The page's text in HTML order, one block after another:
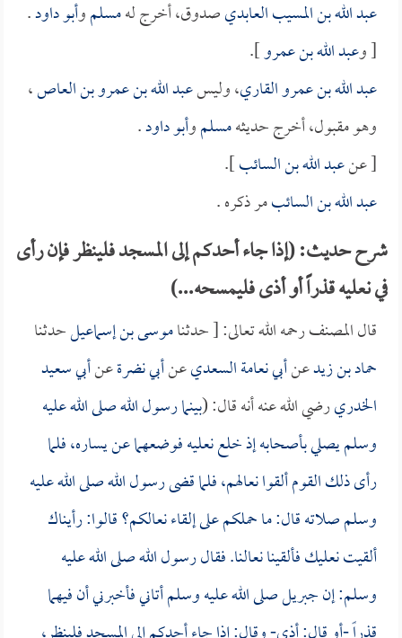
عبد الله بن المسيب العابديصدوق، أخرج لهمسلموأبو داود.
[ وعبد الله بن عمرو].
عبد الله بن عمرو القاري، وليسعبد الله بن عمرو بن العاص،
وهو مقبول، أخرج حديثهمسلموأبو داود.
[ عنعبد الله بن السائب].
عبد الله بن السائبمر ذكره .
شرح حديث: (إذا جاء أحدكم إلى المسجد فلينظر فإن رأى
في نعليه قذراً أو أذى فليمسحه...)
قال المصنف رحمه الله تعالى: [ حدثناموسى بن إسماعيلحدثنا
حماد بن زيدعنأبي نعامة السعديعنأبي نضرةعنأبي سعيد
الخدريرضي الله عنه أنه قال: (بينما رسول الله صلى الله عليه
وسلم يصلي بأصحابه إذ خلع نعليه فوضعهما عن يساره، فلما
رأى ذلك القوم ألقوا نعالهم، فلما قضى رسول الله صلى الله عليه
وسلم صلاته قال: ما حملكم على إلقاء نعالكم؟ قالوا: رأيناك
ألقيت نعليك فألقينا نعالنا. فقال رسول الله صلى الله عليه
وسلم: إن جبريل صلى الله عليه وسلم أتاني فأخبرني أن فيهما